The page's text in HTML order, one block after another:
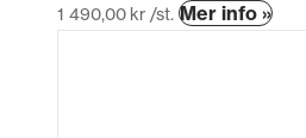
1 490,00 kr /st. Mer info »